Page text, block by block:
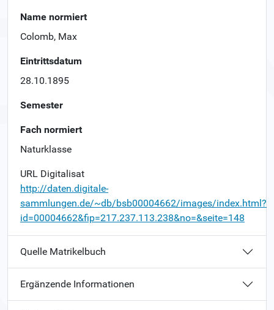
Name normiert
Colomb, Max
Eintrittsdatum
28.10.1895
Semester
Fach normiert
Naturklasse
URL Digitalisat
http://daten.digitale-
sammlungen.de/~db/bsb00004662/images/index.html?
id=00004662&fip=217.237.113.238&no=&seite=148
Quelle Matrikelbuch
Ergänzende Informationen